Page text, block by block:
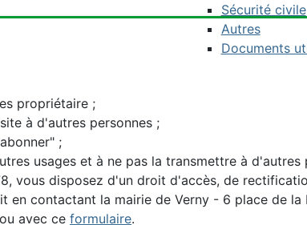
Sécurité civile
Autres
Documents
propriétaire ;
à d'autres personnes ;
;
usages et à ne pas la transmettre à d'autres
vous disposez d'un droit d'accès, de
contactant la mairie de Verny - 6 place de la
avec ce formulaire.